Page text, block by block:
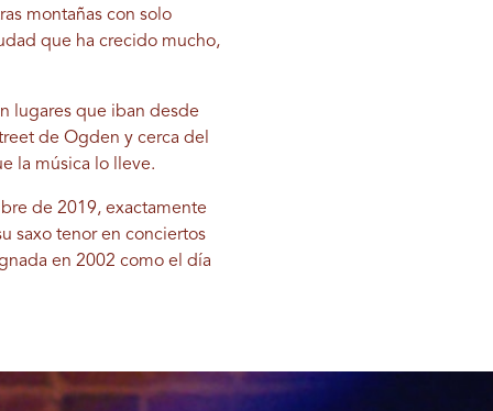
montañas con solo
que ha crecido mucho,
lugares que iban desde
de Ogden y cerca del
la música lo lleve.
de 2019, exactamente
saxo tenor en conciertos
en 2002 como el día